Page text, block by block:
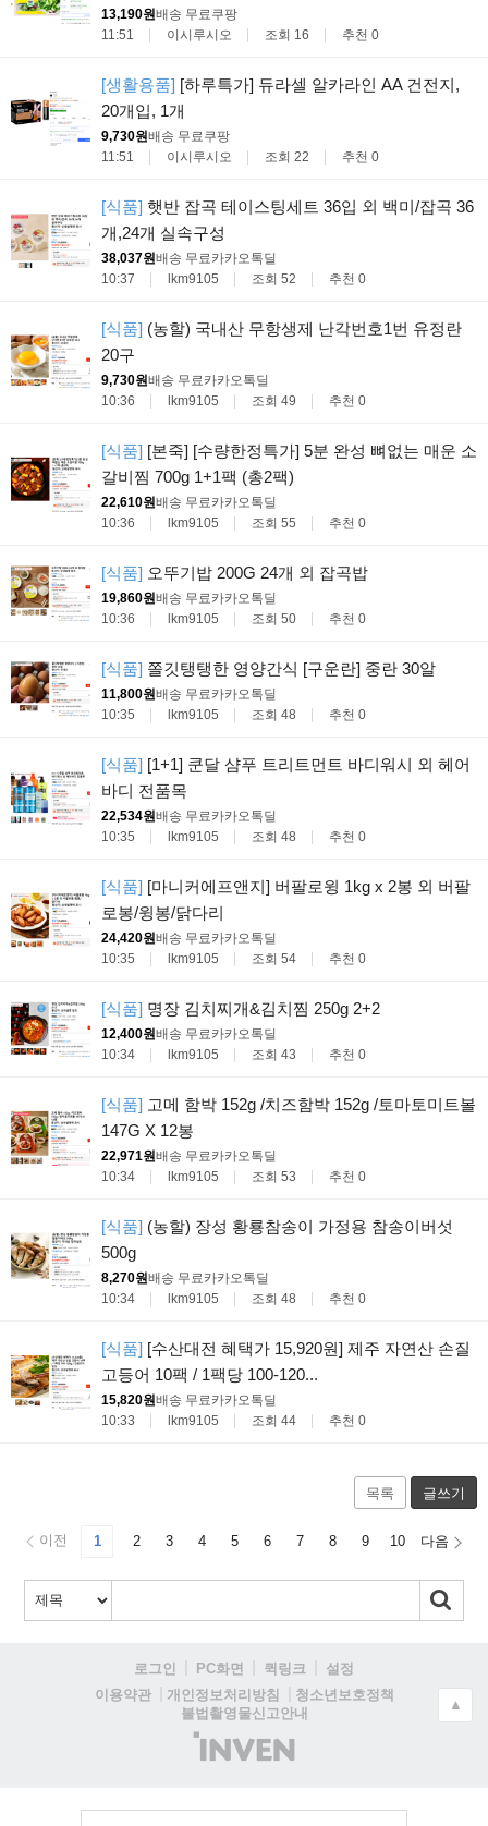
13,190원배송 무료쿠팡
11:51
이시루시오 조회 16 추천 0
[생활용품] [하루특가] 듀라셀 알카라인 AA 건전지,
20개입, 1개
9,730원배송 무료쿠팡
11:51
이시루시오 조회 22 추천 0
[식품] 햇반 잡곡 테이스팅세트 36입 외 백미/잡곡 36
개,24개 실속구성
38,037원배송 무료카카오톡딜
10:37
lkm9105 조회 52 추천 0
[식품] (농할) 국내산 무항생제 난각번호1번 유정란
20구
9,730원배송 무료카카오톡딜
10:36
lkm9105 조회 49 추천 0
[식품] [본죽] [수량한정특가] 5분 완성 뼈없는 매운 소
갈비찜 700g 1+1팩 (총2팩)
22,610원배송 무료카카오톡딜
10:36
lkm9105 조회 55 추천 0
[식품] 오뚜기밥 200G 24개 외 잡곡밥
19,860원배송 무료카카오톡딜
10:36
lkm9105 조회 50 추천 0
[식품] 쫄깃탱탱한 영양간식 [구운란] 중란 30알
11,800원배송 무료카카오톡딜
10:35
lkm9105 조회 48 추천 0
[식품] [1+1] 쿤달 샴푸 트리트먼트 바디워시 외 헤어
바디 전품목
22,534원배송 무료카카오톡딜
10:35
lkm9105 조회 48 추천 0
[식품] [마니커에프앤지] 버팔로윙 1kg x 2봉 외 버팔
로봉/윙봉/닭다리
24,420원배송 무료카카오톡딜
10:35
lkm9105 조회 54 추천 0
[식품] 명장 김치찌개&김치찜 250g 2+2
12,400원배송 무료카카오톡딜
10:34
lkm9105 조회 43 추천 0
[식품] 고메 함박 152g /치즈함박 152g /토마토미트볼
147G X 12봉
22,971원배송 무료카카오톡딜
10:34
lkm9105 조회 53 추천 0
[식품] (농할) 장성 황룡참송이 가정용 참송이버섯
500g
8,270원배송 무료카카오톡딜
10:34
lkm9105 조회 48 추천 0
[식품] [수산대전 혜택가 15,920원] 제주 자연산 손질
고등어 10팩 / 1팩당 100-120...
15,820원배송 무료카카오톡딜
10:33
lkm9105 조회 44 추천 0
목록 글쓰기
이전 1 2 3 4 5 6 7 8 9 10 다음
로그인 PC화면 퀵링크
설정
이용약관
개인정보처리방침
청소년보호정책
불법촬영물신고안내
(주)
인
▲